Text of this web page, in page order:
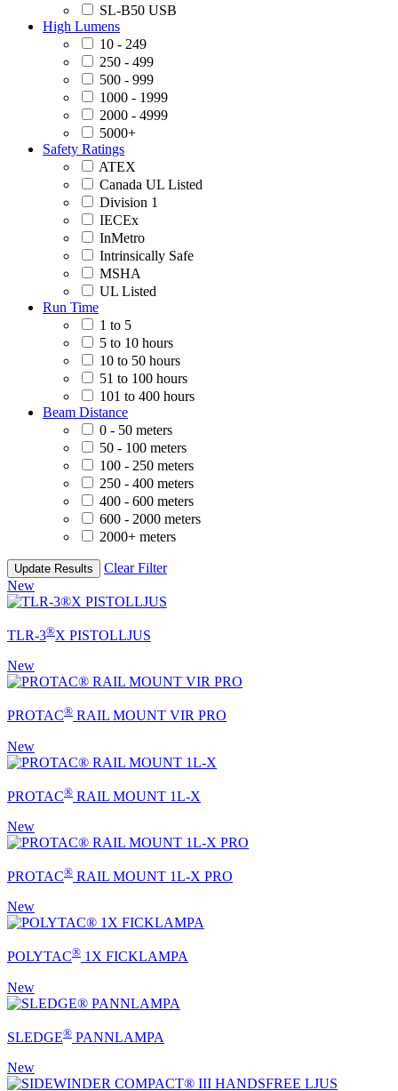
SL-B50 USB
High Lumens
10 - 249
250 - 499
500 - 999
1000 - 1999
2000 - 4999
5000+
Safety Ratings
ATEX
Canada UL Listed
Division 1
IECEx
InMetro
Intrinsically Safe
MSHA
UL Listed
Run Time
1 to 5
5 to 10 hours
10 to 50 hours
51 to 100 hours
101 to 400 hours
Beam Distance
0 - 50 meters
50 - 100 meters
100 - 250 meters
250 - 400 meters
400 - 600 meters
600 - 2000 meters
2000+ meters
Update Results
Clear Filter
New
TLR-3®X PISTOLLJUS
New
PROTAC® RAIL MOUNT VIR PRO
New
PROTAC® RAIL MOUNT 1L-X
New
PROTAC® RAIL MOUNT 1L-X PRO
New
POLYTAC® 1X FICKLAMPA
New
SLEDGE® PANNLAMPA
New